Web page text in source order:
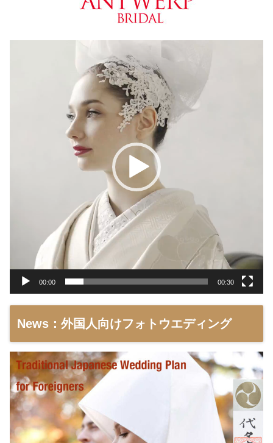
00:00 00:30
News：外国人向けフォトウエディング